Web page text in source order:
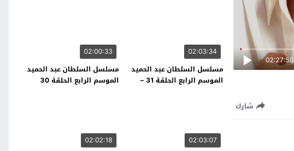
02:27:50
شارك
02:03:34
مسلسل السلطان عبد الحميد
الموسم الرابع الحلقة 31 –
02:00:33
مسلسل السلطان عبد الحميد
الموسم الرابع الحلقة 30
02:03:07
02:02:18